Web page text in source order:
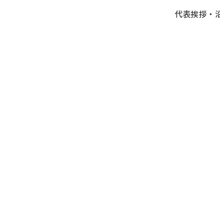
代表挨拶・